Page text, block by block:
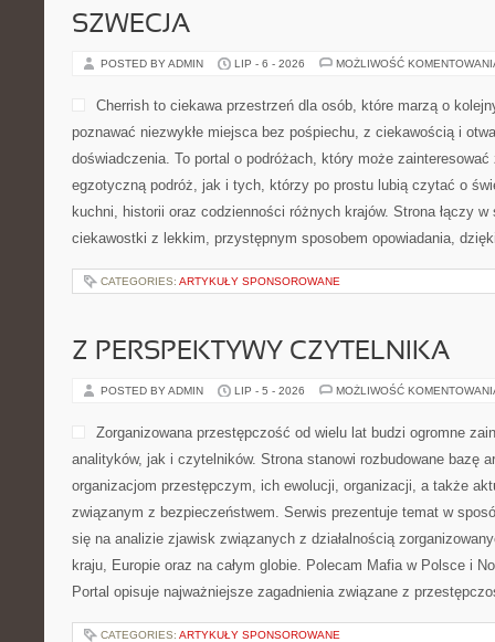
SZWECJA
POSTED BY ADMIN LIP - 6 - 2026 MOŻLIWOŚĆ
Cherrish to ciekawa przestrzeń dla osób, które marzą o
poznawać niezwykłe miejsca bez pośpiechu, z ciekawością i
doświadczenia. To portal o podróżach, który może
egzotyczną podróż, jak i tych, którzy po prostu lubią czytać o
kuchni, historii oraz codzienności różnych krajów. Strona łączy w
ciekawostki z lekkim, przystępnym sposobem opowiadania,
CATEGORIES: ARTYKUŁY SPONSOROWANE
Z PERSPEKTYWY CZYTELNIKA
POSTED BY ADMIN LIP - 5 - 2026 MOŻLIWOŚĆ
Zorganizowana przestępczość od wielu lat budzi ogromne
analityków, jak i czytelników. Strona stanowi rozbudowane bazę
organizacjom przestępczym, ich ewolucji, organizacji, a także
związanym z bezpieczeństwem. Serwis prezentuje temat w
się na analizie zjawisk związanych z działalnością
kraju, Europie oraz na całym globie. Polecam Mafia w Polsce i
Portal opisuje najważniejsze zagadnienia związane z
CATEGORIES: ARTYKUŁY SPONSOROWANE